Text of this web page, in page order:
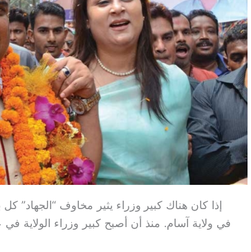
إذا كان هناك كبير وزراء يثير مخاوف “الجهاد” كل